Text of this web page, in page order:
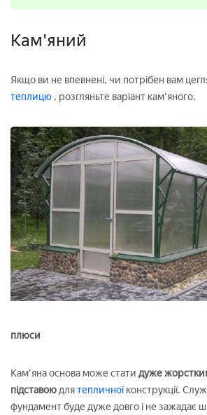
Кам'яний
Якщо ви не впевнені, чи потрібен вам
теплицю , розгляньте варіант кам'яного.
плюси
Кам'яна основа може стати дуже
підставоюдлятепличноїконструкції.
фундамент буде дуже довго і не зажадає